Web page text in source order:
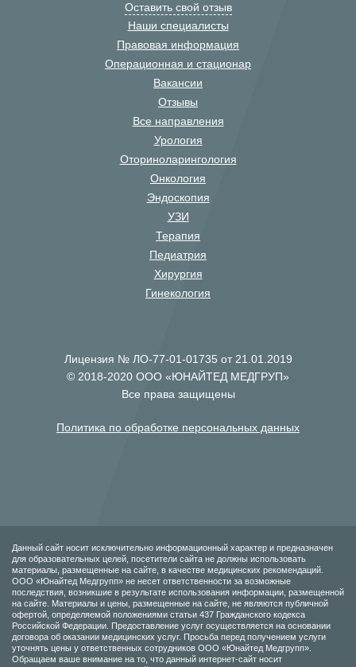
Оставить свой отзыв
Наши специалисты
Правовая информация
Операционная и стационар
Вакансии
Отзывы
Все направления
Урология
Оториноларингология
Онкология
Эндоскопия
УЗИ
Терапия
Педиатрия
Хирургия
Гинекология
Лицензия № ЛО-77-01-01735 от 21.01.2019
© 2018-2020 ООО «ЮНАЙТЕД МЕДГРУП»
Все права защищены
Политика по обработке персональных данных
Данный сайт носит исключительно информационный характер и предназначен
для образовательных целей, посетители сайта не должны использовать
материалы, размещенные на сайте, в качестве медицинских рекомендаций.
ООО «Юнайтед Медгрупп» не несет ответственности за возможные
последствия, возникшие в результате использования информации, размещенной
на сайте. Материалы и цены, размещенные на сайте, не являются публичной
офертой, определяемой положениями статьи 437 Гражданского кодекса
Российской Федерации. Предоставление услуг осуществляется на основании
договора об оказании медицинских услуг. Просьба перед получением услуги
уточнять цены у ответственных сотрудников ООО «Юнайтед Медгрупп».
Обращаем ваше внимание на то, что данный интернет-сайт носит